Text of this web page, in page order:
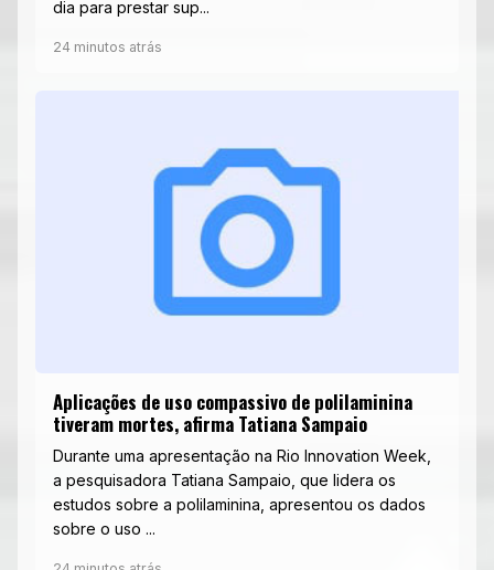
dia para prestar sup...
24 minutos atrás
Aplicações de uso compassivo de polilaminina
tiveram mortes, afirma Tatiana Sampaio
Durante uma apresentação na Rio Innovation Week,
a pesquisadora Tatiana Sampaio, que lidera os
estudos sobre a polilaminina, apresentou os dados
sobre o uso ...